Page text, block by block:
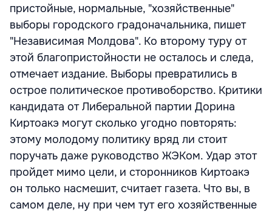
пристойные, нормальные, "хозяйственные"
выборы городского градоначальника, пишет
"Независимая Молдова". Ко второму туру от
этой благопристойности не осталось и следа,
отмечает издание. Выборы превратились в
острое политическое противоборство. Критики
кандидата от Либеральной партии Дорина
Киртоакэ могут сколько угодно повторять:
этому молодому политику вряд ли стоит
поручать даже руководство ЖЭКом. Удар этот
пройдет мимо цели, и сторонников Киртоакэ
он только насмешит, считает газета. Что вы, в
самом деле, ну при чем тут его хозяйственные